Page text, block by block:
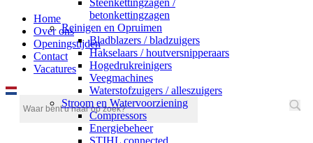
Home
Over ons
Openingstijden
Contact
Vacatures
Steenkettingzagen /
betonkettingzagen
Reinigen en Opruimen
Bladblazers / bladzuigers
Hakselaars / houtversnipperaars
Hogedrukreinigers
Veegmachines
Waterstofzuigers / alleszuigers
Stroom en Watervoorziening
Compressors
Energiebeheer
STIHL connected